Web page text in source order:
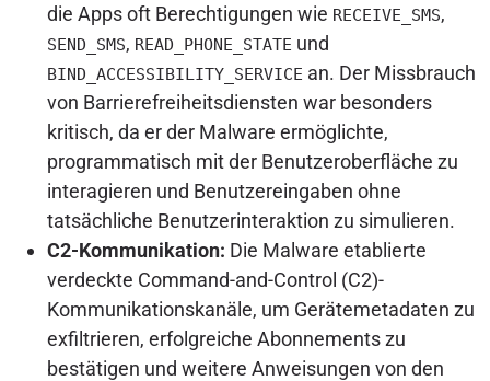
die Apps oft Berechtigungen wie RECEIVE_SMS,
SEND_SMS, READ_PHONE_STATE und
BIND_ACCESSIBILITY_SERVICE an. Der Missbrauch
von Barrierefreiheitsdiensten war besonders
kritisch, da er der Malware ermöglichte,
programmatisch mit der Benutzeroberfläche zu
interagieren und Benutzereingaben ohne
tatsächliche Benutzerinteraktion zu simulieren.
C2-Kommunikation: Die Malware etablierte
verdeckte Command-and-Control (C2)-
Kommunikationskanäle, um Gerätemetadaten zu
exfiltrieren, erfolgreiche Abonnements zu
bestätigen und weitere Anweisungen von den